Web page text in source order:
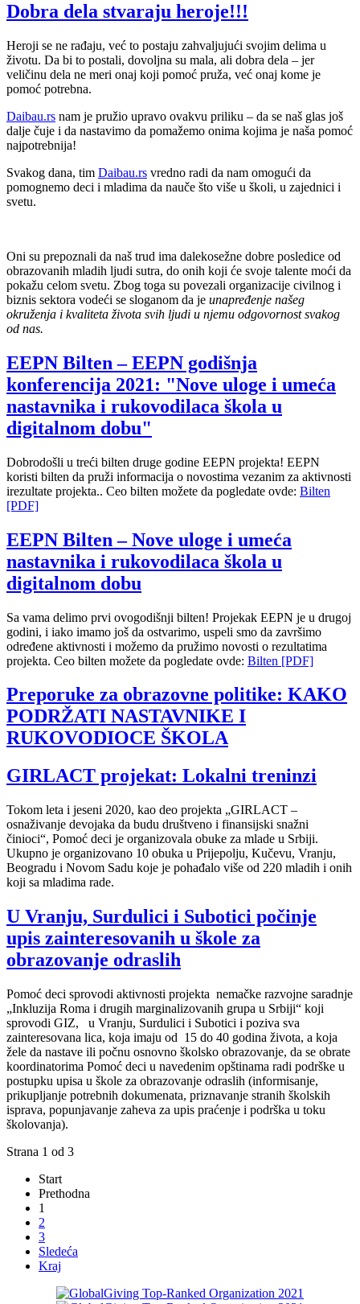
Dobra dela stvaraju heroje!!!
Heroji se ne rađaju, već to postaju zahvaljujući svojim delima u
životu. Da bi to postali, dovoljna su mala, ali dobra dela – jer
veličinu dela ne meri onaj koji pomoć pruža, već onaj kome je
pomoć potrebna.
Daibau.rs nam je pružio upravo ovakvu priliku – da se naš glas još
dalje čuje i da nastavimo da pomažemo onima kojima je naša pomoć
najpotrebnija!
Svakog dana, tim Daibau.rs vredno radi da nam omogući da
pomognemo deci i mladima da nauče što više u školi, u zajednici i
svetu.
Oni su prepoznali da naš trud ima dalekosežne dobre posledice od
obrazovanih mladih ljudi sutra, do onih koji će svoje talente moći da
pokažu celom svetu. Zbog toga su povezali organizacije civilnog i
biznis sektora vodeći se sloganom da je unapređenje našeg
okruženja i kvaliteta života svih ljudi u njemu odgovornost svakog
od nas.
EEPN Bilten – EEPN godišnja
konferencija 2021: "Nove uloge i umeća
nastavnika i rukovodilaca škola u
digitalnom dobu"
Dobrodošli u treći bilten druge godine EEPN projekta! EEPN
koristi bilten da pruži informacija o novostima vezanim za aktivnosti
irezultate projekta.. Ceo bilten možete da pogledate ovde: Bilten
[PDF]
EEPN Bilten – Nove uloge i umeća
nastavnika i rukovodilaca škola u
digitalnom dobu
Sa vama delimo prvi ovogodišnji bilten! Projekak EEPN je u drugoj
godini, i iako imamo još da ostvarimo, uspeli smo da završimo
određene aktivnosti i možemo da pružimo novosti o rezultatima
projekta. Ceo bilten možete da pogledate ovde: Bilten [PDF]
Preporuke za obrazovne politike: KAKO
PODRŽATI NASTAVNIKE I
RUKOVODIOCE ŠKOLA
GIRLACT projekat: Lokalni treninzi
Tokom leta i jeseni 2020, kao deo projekta „GIRLACT –
osnaživanje devojaka da budu društveno i finansijski snažni
činioci“, Pomoć deci je organizovala obuke za mlade u Srbiji.
Ukupno je organizovano 10 obuka u Prijepolju, Kučevu, Vranju,
Beogradu i Novom Sadu koje je pohađalo više od 220 mladih i onih
koji sa mladima rade.
U Vranju, Surdulici i Subotici počinje
upis zainteresovanih u škole za
obrazovanje odraslih
Pomoć deci sprovodi aktivnosti projekta nemačke razvojne saradnje
„Inkluzija Roma i drugih marginalizovanih grupa u Srbiji“ koji
sprovodi GIZ,
u Vranju, Surdulici i Subotici i poziva sva
zainteresovana lica, koja imaju od 15 do 40 godina života, a koja
žele da nastave ili počnu osnovno školsko obrazovanje, da se obrate
koordinatorima Pomoć deci u navedenim opštinama radi podrške u
postupku upisa u škole za obrazovanje odraslih (informisanje,
prikupljanje potrebnih dokumenata, priznavanje stranih školskih
isprava, popunjavanje zaheva za upis praćenje i podrška u toku
školovanja).
Strana 1 od 3
Start
Prethodna
1
2
3
Sledeća
Kraj